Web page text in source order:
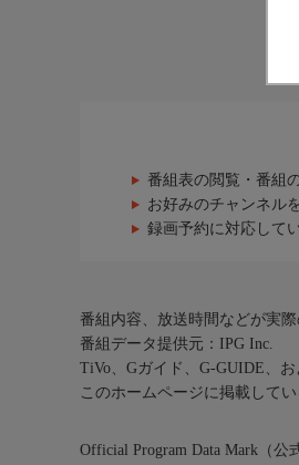
番組表の閲覧・番組
お好みのチャンネル
録画予約に対応して
番組内容、放送時間などが実
番組データ提供元：IPG Inc.
TiVo、Gガイド、G-GUIDE、
このホームページに掲載して
Official Program Data Mark（公